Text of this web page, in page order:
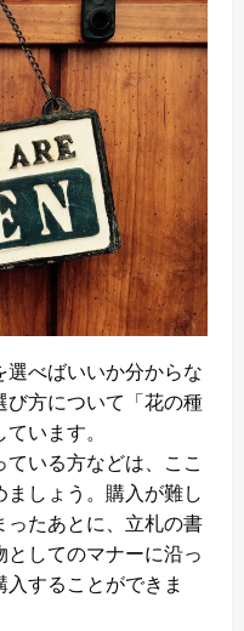
選べばいいか分からな
び方について「花の種
います。
いる方などは、ここ
しょう。購入が難し
ったあとに、立札の書
してのマナーに沿っ
することができま